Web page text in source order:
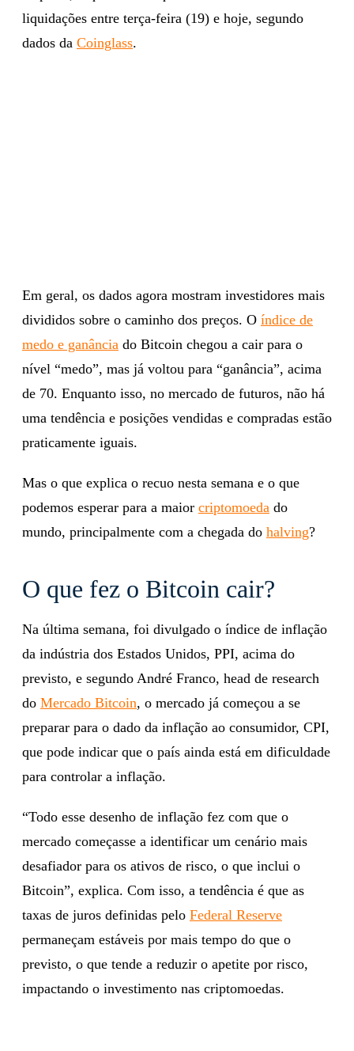
liquidações entre terça-feira (19) e hoje, segundo
dados da Coinglass.
Em geral, os dados agora mostram investidores mais
divididos sobre o caminho dos preços. O índice de
medo e ganância do Bitcoin chegou a cair para o
nível “medo”, mas já voltou para “ganância”, acima
de 70. Enquanto isso, no mercado de futuros, não há
uma tendência e posições vendidas e compradas estão
praticamente iguais.
Mas o que explica o recuo nesta semana e o que
podemos esperar para a maior criptomoeda do
mundo, principalmente com a chegada do halving?
O que fez o Bitcoin cair?
Na última semana, foi divulgado o índice de inflação
da indústria dos Estados Unidos, PPI, acima do
previsto, e segundo André Franco, head de research
do Mercado Bitcoin, o mercado já começou a se
preparar para o dado da inflação ao consumidor, CPI,
que pode indicar que o país ainda está em dificuldade
para controlar a inflação.
“Todo esse desenho de inflação fez com que o
mercado começasse a identificar um cenário mais
desafiador para os ativos de risco, o que inclui o
Bitcoin”, explica. Com isso, a tendência é que as
taxas de juros definidas pelo Federal Reserve
permaneçam estáveis por mais tempo do que o
previsto, o que tende a reduzir o apetite por risco,
impactando o investimento nas criptomoedas.